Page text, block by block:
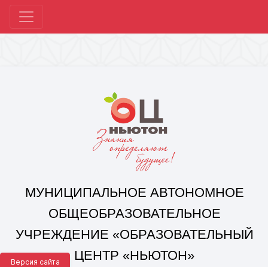
Версия сайта
Корпус 1: г. Челябинск,
ул. 250-летия Челябинска, д. 46
Корпус 2: г. Челябинск,
контакты: +7(351) 214-97-92, mail@ocnewton.ru
МУНИЦИПАЛЬНОЕ АВТОНОМНОЕ
ОБЩЕОБРАЗОВАТЕЛЬНОЕ
УЧРЕЖДЕНИЕ «ОБРАЗОВАТЕЛЬНЫЙ
Г. ЧЕЛЯБИНСКА»